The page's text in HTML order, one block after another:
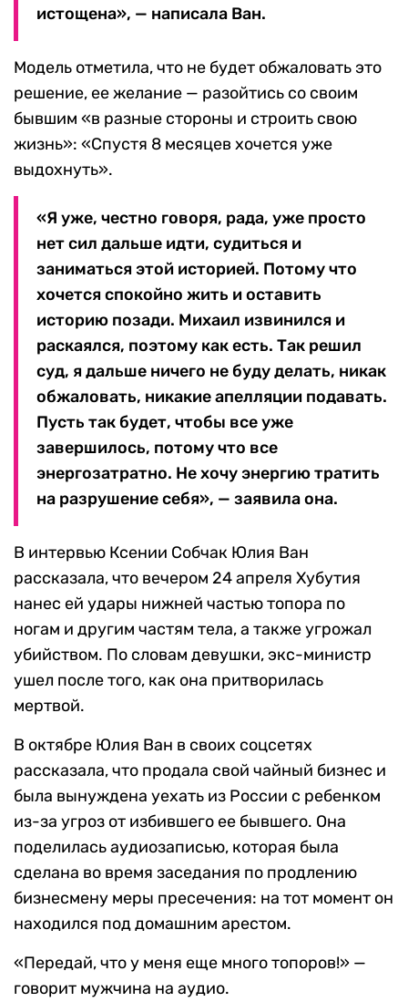
истощена», — написала Ван.
Модель отметила, что не будет обжаловать это
решение, ее желание — разойтись со своим
бывшим «в разные стороны и строить свою
жизнь»: «Спустя 8 месяцев хочется уже
выдохнуть».
«Я уже, честно говоря, рада, уже просто
нет сил дальше идти, судиться и
заниматься этой историей. Потому что
хочется спокойно жить и оставить
историю позади. Михаил извинился и
раскаялся, поэтому как есть. Так решил
суд, я дальше ничего не буду делать, никак
обжаловать, никакие апелляции подавать.
Пусть так будет, чтобы все уже
завершилось, потому что все
энергозатратно. Не хочу энергию тратить
на разрушение себя», — заявила она.
В интервью Ксении Собчак Юлия Ван
рассказала, что вечером 24 апреля Хубутия
нанес ей удары нижней частью топора по
ногам и другим частям тела, а также угрожал
убийством. По словам девушки, экс-министр
ушел после того, как она притворилась
мертвой.
В октябре Юлия Ван в своих соцсетях
рассказала, что продала свой чайный бизнес и
была вынуждена уехать из России с ребенком
из-за угроз от избившего ее бывшего. Она
поделилась аудиозаписью, которая была
сделана во время заседания по продлению
бизнесмену меры пресечения: на тот момент он
находился под домашним арестом.
«Передай, что у меня еще много топоров!» —
говорит мужчина на аудио.